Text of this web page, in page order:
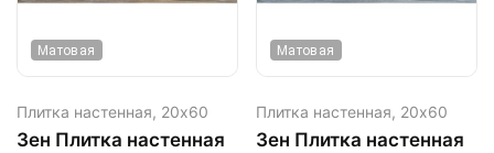
Матовая
Плитка настенная, 20х60
Зен Плитка настенная
Матовая
Плитка настенная, 20х60
Зен Плитка настенная